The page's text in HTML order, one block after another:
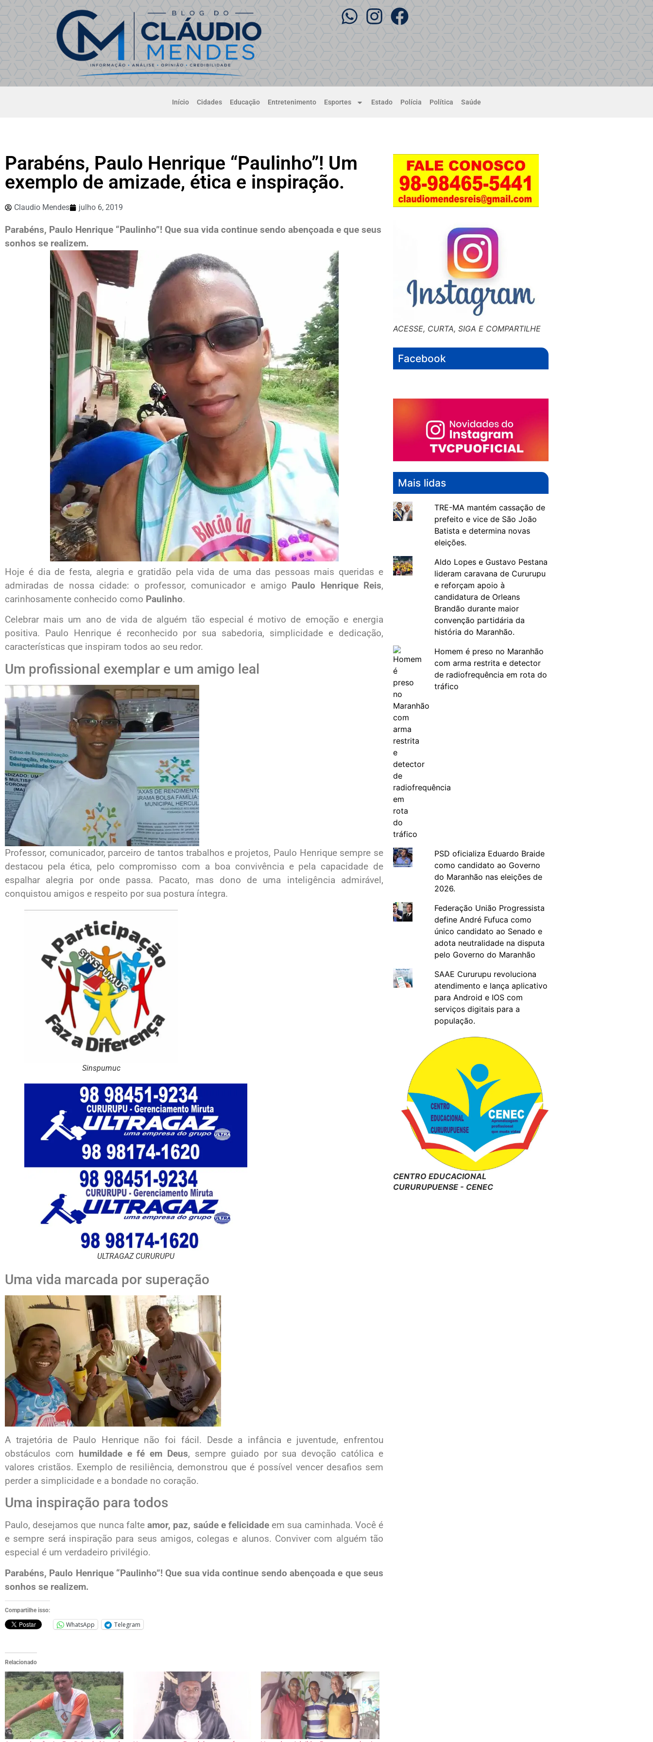
Início Cidades Educação Entretenimento Esportes Estado Polícia Política Saúde
Parabéns, Paulo Henrique “Paulinho”! Um
exemplo de amizade, ética e inspiração.
Claudio Mendes julho 6, 2019
Parabéns, Paulo Henrique “Paulinho”! Que sua vida continue sendo abençoada e que seus
sonhos se realizem.
Hoje é dia de festa, alegria e gratidão pela vida de uma das pessoas mais queridas e
admiradas de nossa cidade: o professor, comunicador e amigo Paulo Henrique Reis,
carinhosamente conhecido como Paulinho.
Celebrar mais um ano de vida de alguém tão especial é motivo de emoção e energia
positiva. Paulo Henrique é reconhecido por sua sabedoria, simplicidade e dedicação,
características que inspiram todos ao seu redor.
Um profissional exemplar e um amigo leal
Professor, comunicador, parceiro de tantos trabalhos e projetos, Paulo Henrique sempre se
destacou pela ética, pelo compromisso com a boa convivência e pela capacidade de
espalhar alegria por onde passa. Pacato, mas dono de uma inteligência admirável,
conquistou amigos e respeito por sua postura íntegra.
Sinspumuc
ULTRAGAZ CURURUPU
Uma vida marcada por superação
A trajetória de Paulo Henrique não foi fácil. Desde a infância e juventude, enfrentou
obstáculos com humildade e fé em Deus, sempre guiado por sua devoção católica e
valores cristãos. Exemplo de resiliência, demonstrou que é possível vencer desafios sem
perder a simplicidade e a bondade no coração.
Uma inspiração para todos
Paulo, desejamos que nunca falteamor, paz, saúde e felicidadeem sua caminhada. Você é
e sempre será inspiração para seus amigos, colegas e alunos. Conviver com alguém tão
especial é um verdadeiro privilégio.
Parabéns, Paulo Henrique “Paulinho”! Que sua vida continue sendo abençoada e que seus
sonhos se realizem.
Compartilhe isso:
WhatsApp Telegram
Relacionado
ACESSE, CURTA, SIGA E COMPARTILHE
Facebook
Mais lidas
TRE-MA mantém cassação de
prefeito e vice de São João
Batista e determina novas
eleições.
Aldo Lopes e Gustavo Pestana
lideram caravana de Cururupu
e reforçam apoio à
candidatura de Orleans
Brandão durante maior
convenção partidária da
história do Maranhão.
Homem é preso no Maranhão
com arma restrita e detector
de radiofrequência em rota do
tráfico
PSD oficializa Eduardo Braide
como candidato ao Governo
do Maranhão nas eleições de
2026.
Federação União Progressista
define André Fufuca como
único candidato ao Senado e
adota neutralidade na disputa
pelo Governo do Maranhão
SAAE Cururupu revoluciona
atendimento e lança aplicativo
para Android e IOS com
serviços digitais para a
população.
CENTRO EDUCACIONAL
CURURUPUENSE - CENEC